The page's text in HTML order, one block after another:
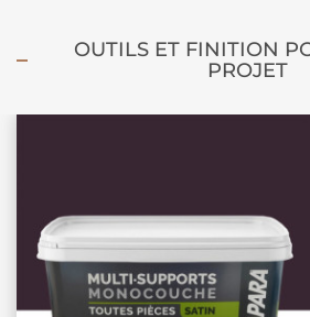
OUTILS ET FINITION
PROJET